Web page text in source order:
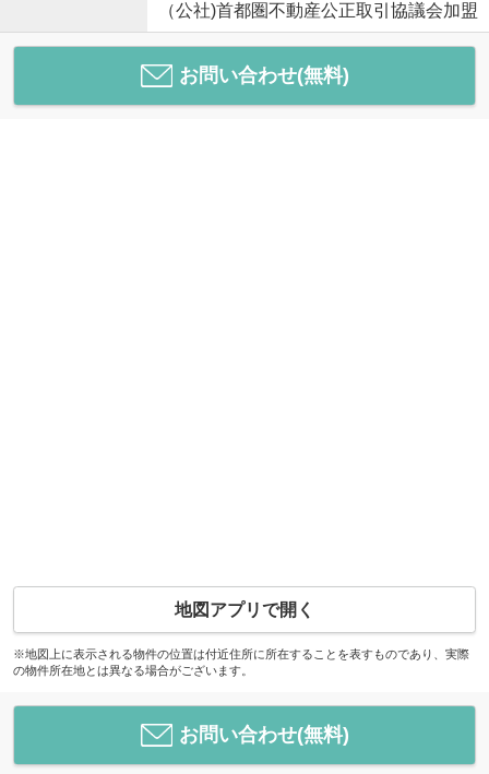
（公社)首都圏不動産公正取引協議会加盟
お問い合わせ(無料)
地図アプリで開く
※地図上に表示される物件の位置は付近住所に所在することを表すものであり、実際
の物件所在地とは異なる場合がございます。
お問い合わせ(無料)